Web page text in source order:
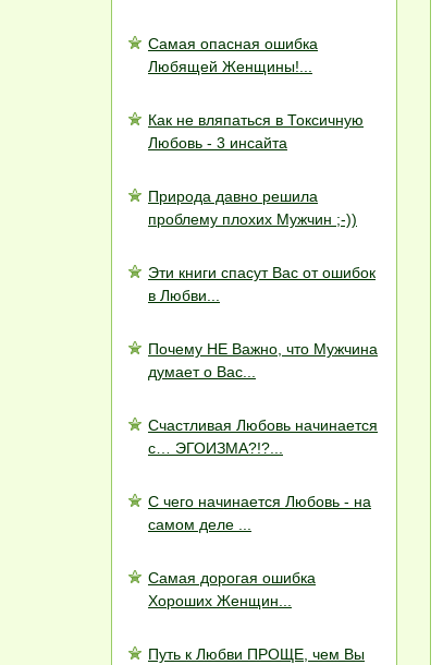
Самая опасная ошибка
Любящей Женщины!...
Как не вляпаться в Токсичную
Любовь - 3 инсайта
Природа давно решила
проблему плохих Мужчин ;-))
Эти книги спасут Вас от ошибок
в Любви...
Почему НЕ Важно, что Мужчина
думает о Вас...
Счастливая Любовь начинается
с… ЭГОИЗМА?!?...
С чего начинается Любовь - на
самом деле ...
Самая дорогая ошибка
Хороших Женщин...
Путь к Любви ПРОЩЕ, чем Вы